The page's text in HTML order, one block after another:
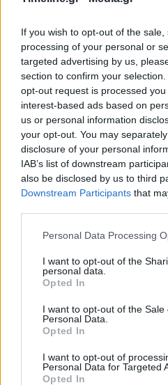
If you wish to opt-out of the
processing of your personal or
targeted advertising by us,
section to confirm your
opt-out request is processed
interest-based ads based on
us or personal information
your opt-out. You may
disclosure of your personal
IAB’s list of downstream
also be disclosed by us to third
Downstream Participants that
Personal Data Processing
I want to opt-out of the
personal data.
Opted In
I want to opt-out of the Sale
Personal Data.
Opted In
I want to opt-out of
Personal Data for Targeted
Opted In
Ρέθυμνο: Στα χιόνια
οικογένεια –
πυροσβεστική
08:51 - 6 Φεβρουαρίου 2023
Ευτυχώς, και τα πέντε μέλη
καλά στην υγεία τους
Ρέθυμνο: Ελεύθεροι οι
αιματηρό επεισόδιο έξω
12:34 - 1 Φεβρουαρίου 2023
Μετά την απολογία τους
εμπλεκόμενοι αφέθηκαν
περιοριστικούς όρους